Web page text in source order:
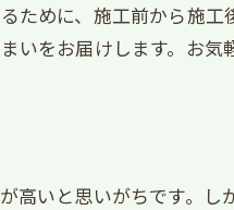
ために、施工前から施
いをお届けします。お気
高いと思いがちです。